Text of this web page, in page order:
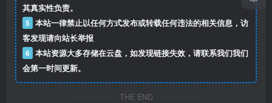
其真实性负责。
5 本站一律禁止以任何方式发布或转载任何违法的相关信息，访
客发现请向站长举报
6 本站资源大多存储在云盘，如发现链接失效，请联系我们我们
会第一时间更新。
THE END